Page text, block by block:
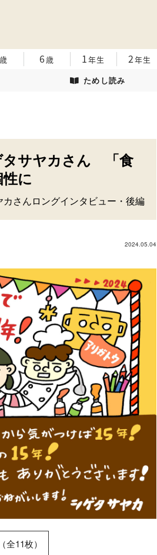
歳 6歳 1年生 2年生
ためし読み
タサヤカさん 「食
に
さんロングインタビュー・後編
2024.05.04
11枚）